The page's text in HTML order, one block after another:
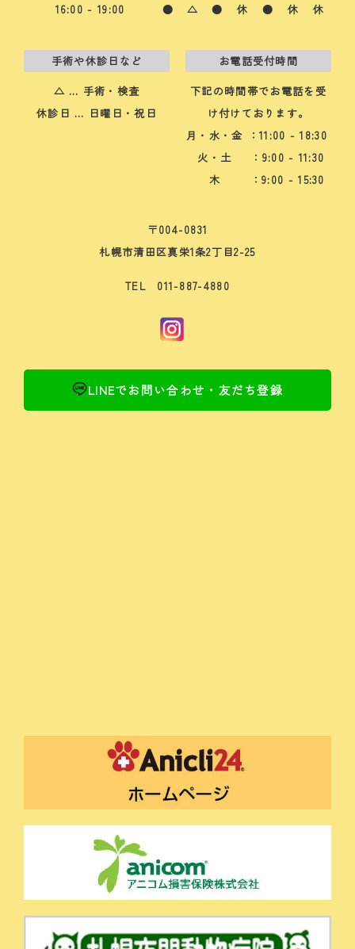
16:00 - 19:00
● △ ● 休 ● 休 休
手術や休診日など
△ … 手術・検査
休診日 … 日曜日・祝日
お電話受付時間
下記の時間帯でお電話を受
け付けております。
月・水・金
：11:00 - 18:30
火・土
：9:00 - 11:30
木
：9:00 - 15:30
〒004-0831
札幌市清田区真栄1条2丁目2-25
TEL 011-887-4880
LINEでお問い合わせ・友だち登録